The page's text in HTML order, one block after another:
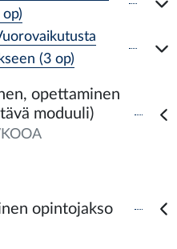
(3 op)
opettaminen
moduuli)
opintojakso